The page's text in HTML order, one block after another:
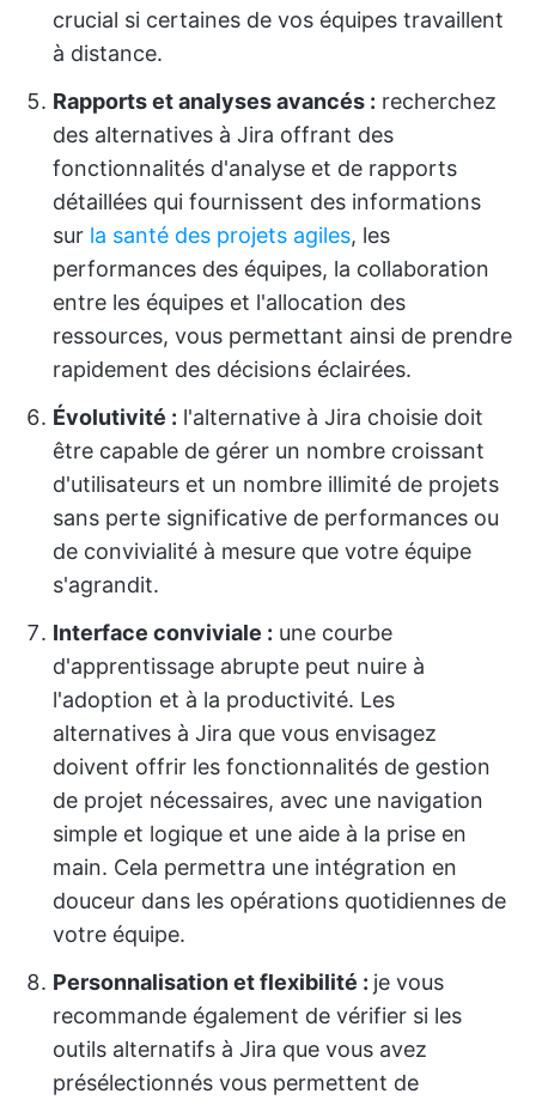
crucial si certaines de vos équipes travaillent
à distance.
Rapports et analyses avancés : recherchez
des alternatives à Jira offrant des
fonctionnalités d'analyse et de rapports
détaillées qui fournissent des informations
sur la santé des projets agiles, les
performances des équipes, la collaboration
entre les équipes et l'allocation des
ressources, vous permettant ainsi de prendre
rapidement des décisions éclairées.
Évolutivité : l'alternative à Jira choisie doit
être capable de gérer un nombre croissant
d'utilisateurs et un nombre illimité de projets
sans perte significative de performances ou
de convivialité à mesure que votre équipe
s'agrandit.
Interface conviviale : une courbe
d'apprentissage abrupte peut nuire à
l'adoption et à la productivité. Les
alternatives à Jira que vous envisagez
doivent offrir les fonctionnalités de gestion
de projet nécessaires, avec une navigation
simple et logique et une aide à la prise en
main. Cela permettra une intégration en
douceur dans les opérations quotidiennes de
votre équipe.
Personnalisation et flexibilité : je vous
recommande également de vérifier si les
outils alternatifs à Jira que vous avez
présélectionnés vous permettent de